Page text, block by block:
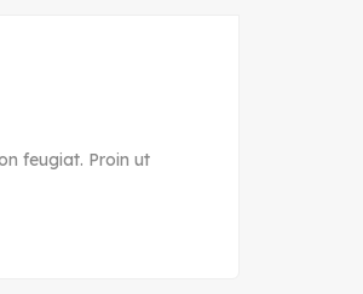
feugiat. Proin ut